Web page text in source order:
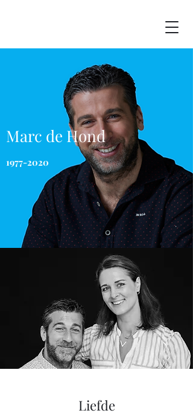
Marc de Hond
1977-2020
Liefde